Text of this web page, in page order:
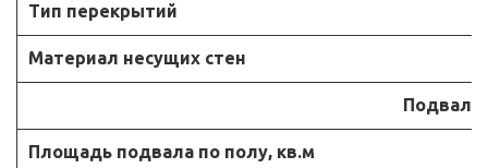
Тип перекрытий
Материал несущих стен
Подвал
Площадь подвала по полу, кв.м